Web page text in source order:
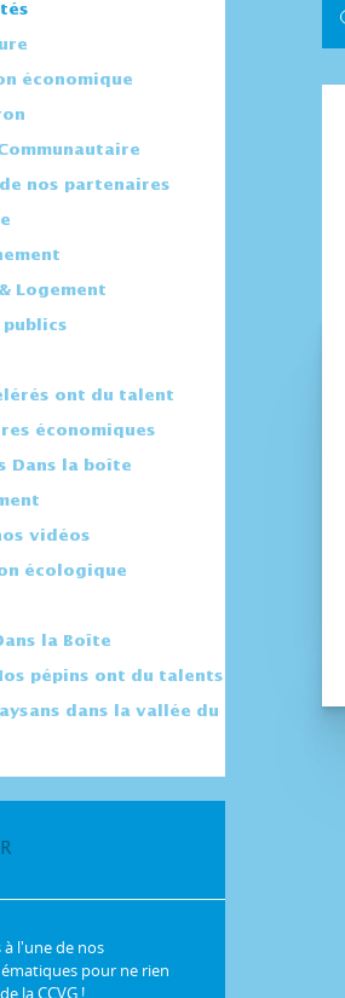
économique
nos partenaires
Logement
publics
ont du talent
économiques
Dans la boîte
vidéos
écologique
la Boîte
pépins ont du talents
dans la vallée du
l'une de nos
pour ne rien
la CCVG !